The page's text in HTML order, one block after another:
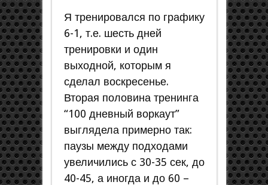
Я тренировался по графику
6-1, т.е. шесть дней
тренировки и один
выходной, которым я
сделал воскресенье.
Вторая половина тренинга
“100 дневный воркаут”
выглядела примерно так:
паузы между подходами
увеличились с 30-35 сек, до
40-45, а иногда и до 60 –